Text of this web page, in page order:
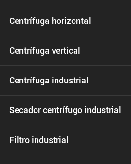
Centrífuga horizontal
Centrífuga vertical
Centrífuga industrial
Secador centrífugo industrial
Filtro industrial